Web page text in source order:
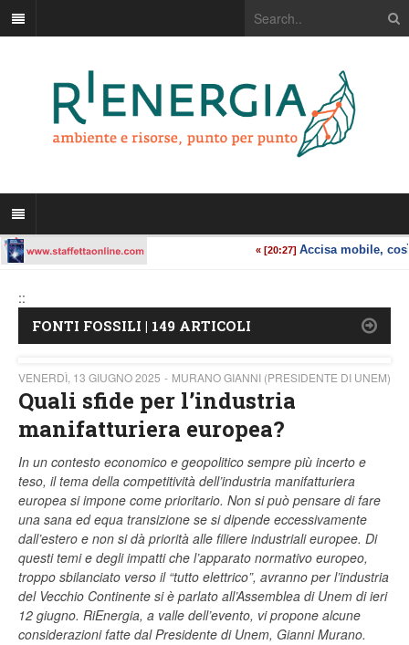
::
FONTI FOSSILI | 149 ARTICOLI
VENERDÌ, 13 GIUGNO 2025 MURANO GIANNI (PRESIDENTE DI UNEM)
Quali sfide per l’industria
manifatturiera europea?
In un contesto economico e geopolitico sempre più incerto e
teso, il tema della competitività dell’industria manifatturiera
europea si impone come prioritario. Non si può pensare di fare
una sana ed equa transizione se si dipende eccessivamente
dall’estero e non si dà priorità alle filiere industriali europee. Di
questi temi e degli impatti che l’apparato normativo europeo,
troppo sbilanciato verso il “tutto elettrico”, avranno per l’industria
del Vecchio Continente si è parlato all’Assemblea di Unem di ieri
12 giugno. RiEnergia, a valle dell’evento, vi propone alcune
considerazioni fatte dal Presidente di Unem, Gianni Murano.